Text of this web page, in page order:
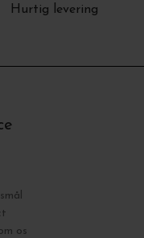
Hurtig levering
os